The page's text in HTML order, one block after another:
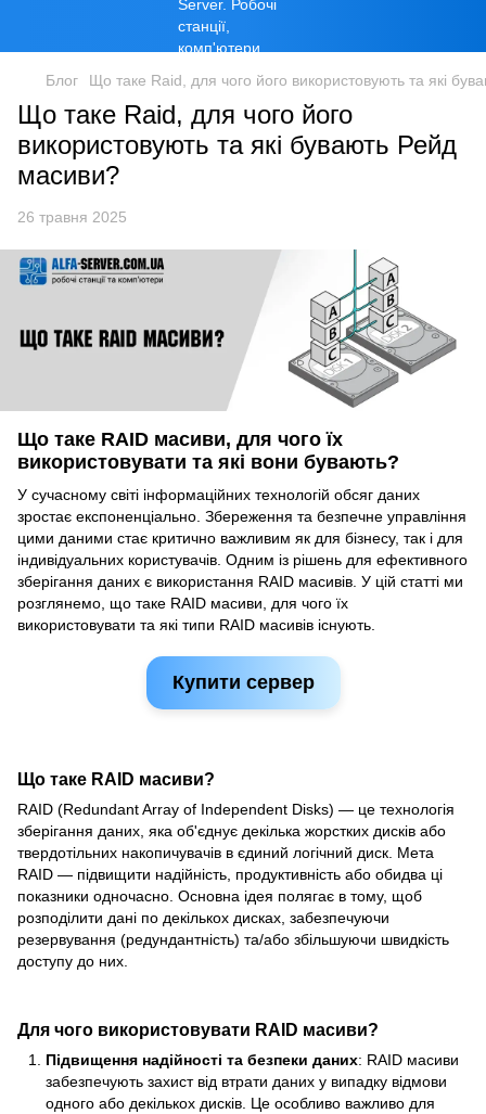
Блог Щo тaкe Raid, для чого його викopиcтoвують тa які
Щo тaкe Raid, для чого його
викopиcтoвують тa які бувaють Рейд
масиви?
26 травня 2025
Що таке RAID масиви, для чого їх
використовувати та які вони бувають?
У сучасному світі інформаційних технологій обсяг даних
зростає експоненціально. Збереження та безпечне управління
цими даними стає критично важливим як для бізнесу, так і для
індивідуальних користувачів. Одним із рішень для ефективного
зберігання даних є використання RAID масивів. У цій статті ми
розглянемо, що таке RAID масиви, для чого їх
використовувати та які типи RAID масивів існують.
Купити сервер
Що таке RAID масиви?
RAID (Redundant Array of Independent Disks) — це технологія
зберігання даних, яка об'єднує декілька жорстких дисків або
твердотільних накопичувачів в єдиний логічний диск. Мета
RAID — підвищити надійність, продуктивність або обидва ці
показники одночасно. Основна ідея полягає в тому, щоб
розподілити дані по декількох дисках, забезпечуючи
резервування (редундантність) та/або збільшуючи швидкість
доступу до них.
Для чого використовувати RAID масиви?
Підвищення надійності та безпеки даних: RAID масиви
забезпечують захист від втрати даних у випадку відмови
одного або декількох дисків. Це особливо важливо для